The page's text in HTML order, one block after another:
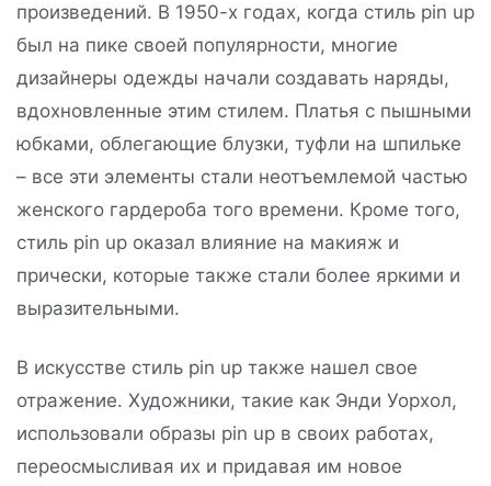
произведений. В 1950-х годах, когда стиль pin up
был на пике своей популярности, многие
дизайнеры одежды начали создавать наряды,
вдохновленные этим стилем. Платья с пышными
юбками, облегающие блузки, туфли на шпильке
– все эти элементы стали неотъемлемой частью
женского гардероба того времени. Кроме того,
стиль pin up оказал влияние на макияж и
прически, которые также стали более яркими и
выразительными.
В искусстве стиль pin up также нашел свое
отражение. Художники, такие как Энди Уорхол,
использовали образы pin up в своих работах,
переосмысливая их и придавая им новое